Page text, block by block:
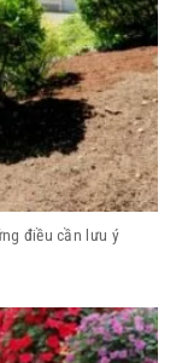
điều cần lưu ý